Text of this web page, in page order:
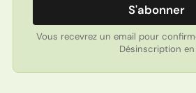
S'abonner
Vous recevrez un email pour
Désinscription